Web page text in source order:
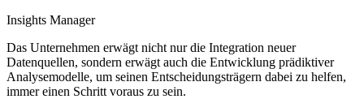
Insights Manager
Das Unternehmen erwägt nicht nur die Integration neuer
Datenquellen, sondern erwägt auch die Entwicklung prädiktiver
Analysemodelle, um seinen Entscheidungsträgern dabei zu helfen,
immer einen Schritt voraus zu sein.